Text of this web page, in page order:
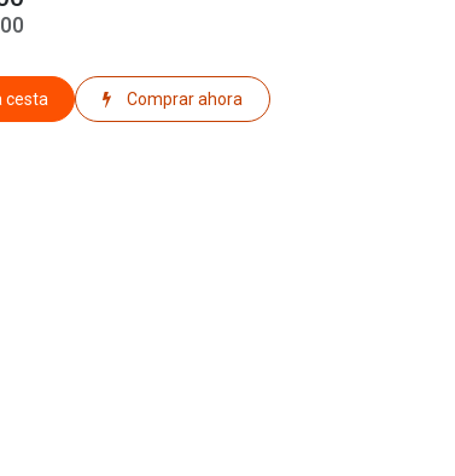
cesta Comprar ahora